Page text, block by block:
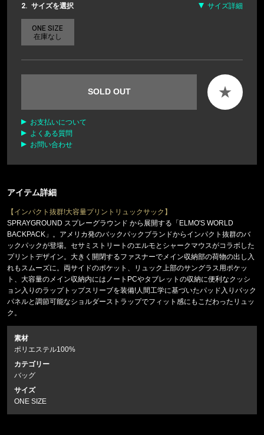
2. サイズを選択 サイズ詳細
ONE SIZE
在庫なし
SOLD OUT ★
お支払いについて
よくある質問
お問い合わせ
アイテム詳細
【インパクト抜群!大容量プリントリュックサック】
SPRAYGROUND スプレーグラウンド から展開する「ELMO'S WORLD
BACKPACK」。アメリカ発のバックパックブランドからインパクト抜群のバ
ックパックが登場。セサミストリートのエルモとシャークマウスがコラボした
プリントデザイン。大きく開閉するファスナーでメイン収納部の荷物の出し入
れもスムーズに。両サイドのポケット、リュック上部のサングラス用ポケッ
ト、大容量のメイン収納内にはノートPCやタブレットの収納に便利なクッシ
ョン入りのラップトップスリーブを装備!人間工学に基づいたパッド入りバック
パネルと調節可能なショルダーストラップでフィット感にもこだわったリュッ
ク。
素材
ポリエステル100%
カテゴリー
バッグ
サイズ
ONE SIZE